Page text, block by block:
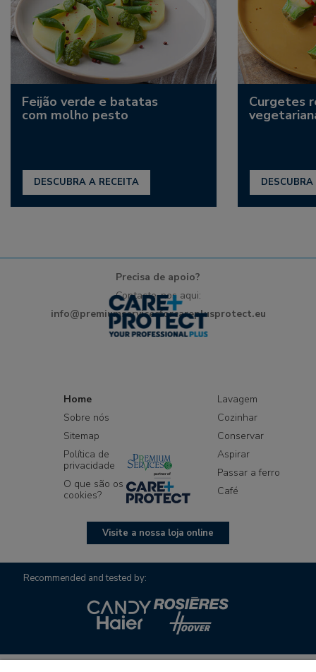
Feijão verde e batatas
com molho pesto
DESCUBRA A RECEITA
Curgetes
Precisa de apoio?
Contacte-nos aqui:
info@premiumservicesforcareplusprotect.eu
Home
Sobre nós
Sitemap
Política de
privacidade
O que são os
cookies?
Lavagem
Cozinhar
Conservar
Aspirar
Passar a ferro
Café
Visite a nossa loja online
Recommended and tested by: